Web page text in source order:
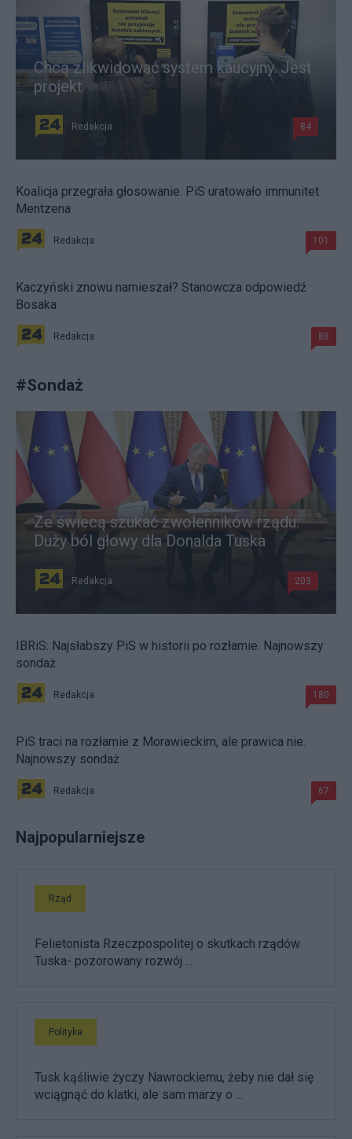
Chcą zlikwidować system kaucyjny. Jest
projekt
Redakcja 84
Koalicja przegrała głosowanie. PiS uratowało immunitet
Mentzena
Redakcja 101
Kaczyński znowu namieszał? Stanowcza odpowiedź
Bosaka
Redakcja 88
#Sondaż
Ze świecą szukać zwolenników rządu.
Duży ból głowy dla Donalda Tuska
Redakcja 203
IBRiS: Najsłabszy PiS w historii po rozłamie. Najnowszy
sondaż
Redakcja 180
PiS traci na rozłamie z Morawieckim, ale prawica nie.
Najnowszy sondaż
Redakcja 67
Najpopularniejsze
Rząd
Felietonista Rzeczpospolitej o skutkach rządów
Tuska- pozorowany rozwój ...
Polityka
Tusk kąśliwie życzy Nawrockiemu, żeby nie dał się
wciągnąć do klatki, ale sam marzy o ...